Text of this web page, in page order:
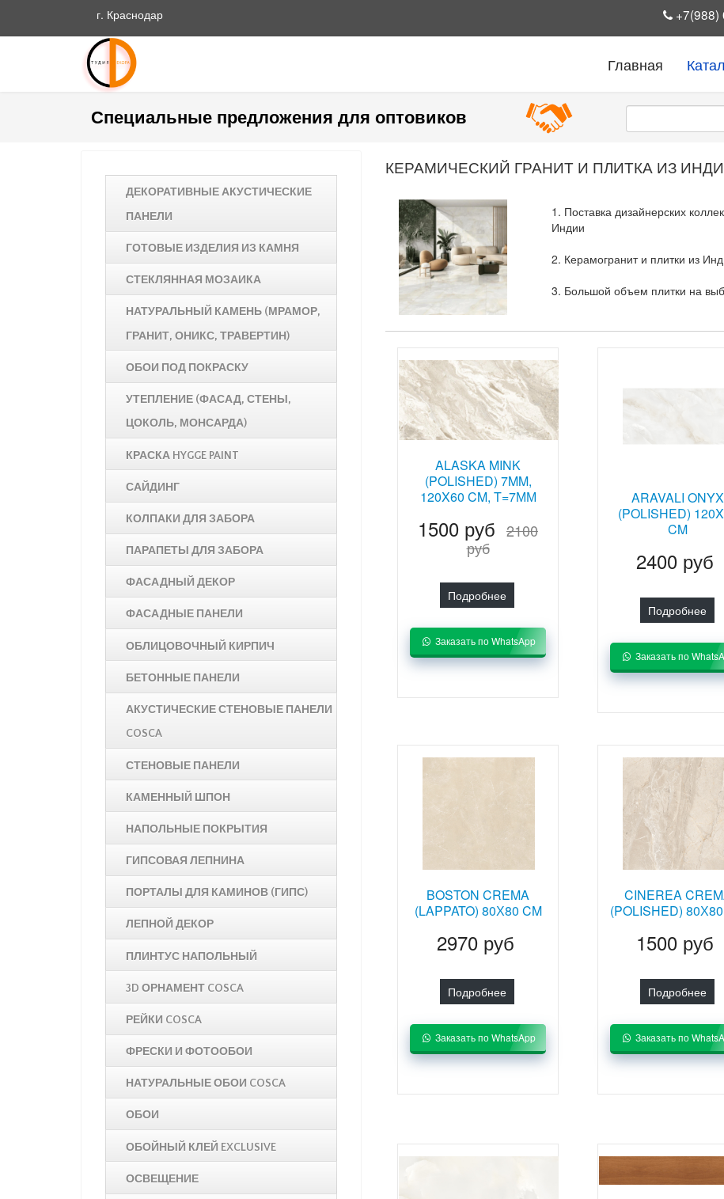
г. Краснодар +7(988)
Главная
Специальные предложения для оптовиков
ДЕКОРАТИВНЫЕ АКУСТИЧЕСКИЕ
ПАНЕЛИ
ГОТОВЫЕ ИЗДЕЛИЯ ИЗ КАМНЯ
СТЕКЛЯННАЯ МОЗАИКА
НАТУРАЛЬНЫЙ КАМЕНЬ (МРАМОР,
ГРАНИТ, ОНИКС, ТРАВЕРТИН)
ОБОИ ПОД ПОКРАСКУ
УТЕПЛЕНИЕ (ФАСАД, СТЕНЫ,
ЦОКОЛЬ, МОНСАРДА)
КРАСКА HYGGE PAINT
САЙДИНГ
КОЛПАКИ ДЛЯ ЗАБОРА
ПАРАПЕТЫ ДЛЯ ЗАБОРА
ФАСАДНЫЙ ДЕКОР
ФАСАДНЫЕ ПАНЕЛИ
ОБЛИЦОВОЧНЫЙ КИРПИЧ
БЕТОННЫЕ ПАНЕЛИ
АКУСТИЧЕСКИЕ СТЕНОВЫЕ ПАНЕЛИ
COSCA
СТЕНОВЫЕ ПАНЕЛИ
КАМЕННЫЙ ШПОН
НАПОЛЬНЫЕ ПОКРЫТИЯ
ГИПСОВАЯ ЛЕПНИНА
ПОРТАЛЫ ДЛЯ КАМИНОВ (ГИПС)
ЛЕПНОЙ ДЕКОР
ПЛИНТУС НАПОЛЬНЫЙ
3D ОРНАМЕНТ COSCA
РЕЙКИ COSCA
ФРЕСКИ И ФОТООБОИ
НАТУРАЛЬНЫЕ ОБОИ COSCA
ОБОИ
ОБОЙНЫЙ КЛЕЙ EXCLUSIVE
ОСВЕЩЕНИЕ
КЕРАМИЧЕСКИЙ ГРАНИТ И ПЛИТКА ИЗ
1. Поставка дизайнерских
Индии
2. Керамогранит и плитки из
3. Большой объем плитки на
ALASKA MINK
(POLISHED) 7MM,
120X60 CM, T=7ММ
1500 руб 2100
руб
Подробнее
Заказать по WhatsApp
ARAVALI ONYX
(POLISHED)
CM
2400 руб
Подробнее
Заказать по
BOSTON CREMA
(LAPPATO) 80Х80 CM
2970 руб
Подробнее
Заказать по WhatsApp
CINEREA
(POLISHED)
1500 руб
Подробнее
Заказать по